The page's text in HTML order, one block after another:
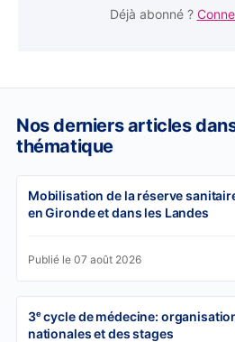
Déjà abonné ?
Nos derniers articles
thématique
Mobilisation de la réserve
en Gironde et dans les Landes
Publié le 07 août 2026
3ᵉ cycle de médecine:
nationales et des stages